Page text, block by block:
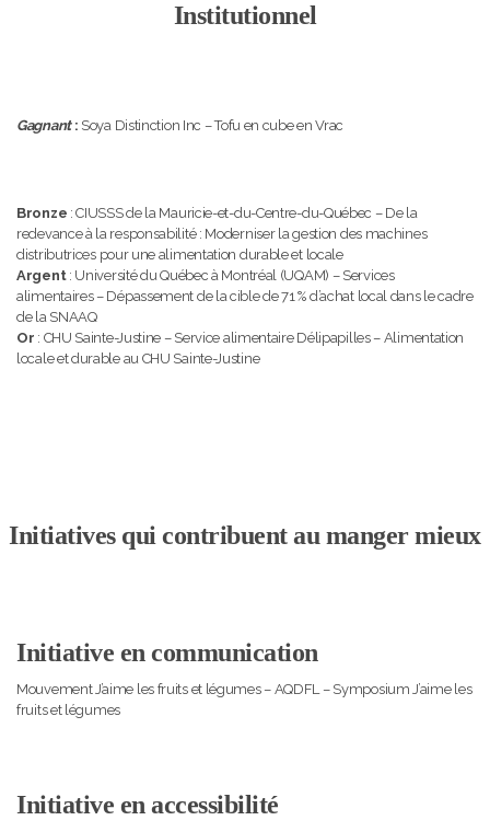
Institutionnel
Gagnant: Soya Distinction Inc – Tofu en cube en Vrac
Bronze : CIUSSS de la Mauricie-et-du-Centre-du-Québec – De la
redevance à la responsabilité : Moderniser la gestion des machines
distributrices pour une alimentation durable et locale
Argent : Université du Québec à Montréal (UQAM) – Services
alimentaires – Dépassement de la cible de 71 % d’achat local dans le cadre
de la SNAAQ
Or : CHU Sainte-Justine – Service alimentaire Délipapilles – Alimentation
locale et durable au CHU Sainte-Justine
Initiatives qui contribuent au manger mieux
Initiative en communication
Mouvement J’aime les fruits et légumes – AQDFL – Symposium J’aime les
fruits et légumes
Initiative en accessibilité